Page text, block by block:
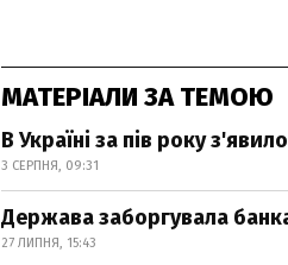
МАТЕРІАЛИ ЗА ТЕМОЮ
В Україні за пів року
3 СЕРПНЯ, 09:31
Держава заборгувала
27 ЛИПНЯ, 15:43